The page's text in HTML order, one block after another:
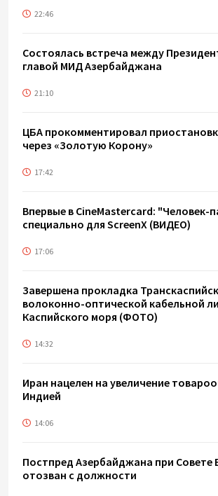
22:46
Состоялась встреча между
главой МИД Азербайджана
21:10
ЦБА прокомментировал
через «Золотую Корону»
17:42
Впервые в CineMastercard: "Человек-
специально для ScreenX (ВИДЕО)
17:06
Завершена прокладка
волоконно-оптической кабельной
Каспийского моря (ФОТО)
14:32
Иран нацелен на увеличение
Индией
14:06
Постпред Азербайджана при Совете
отозван с должности